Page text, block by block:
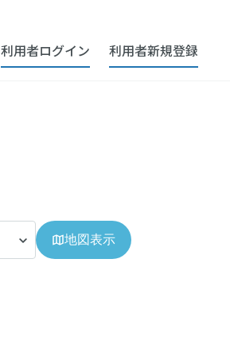
利用者ログイン 利用者新規登録
地図表示